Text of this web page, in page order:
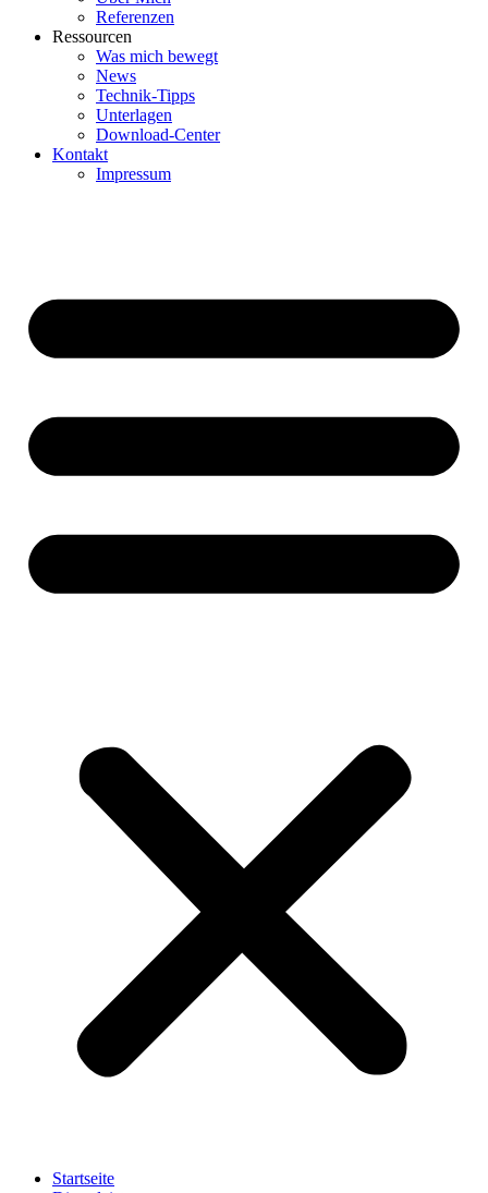
Referenzen
Ressourcen
Was mich bewegt
News
Technik-Tipps
Unterlagen
Download-Center
Kontakt
Impressum
Startseite